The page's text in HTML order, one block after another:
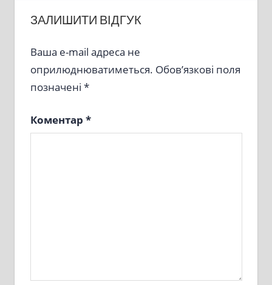
ЗАЛИШИТИ ВІДГУК
Ваша e-mail адреса не
оприлюднюватиметься. Обов’язкові поля
позначені *
Коментар *